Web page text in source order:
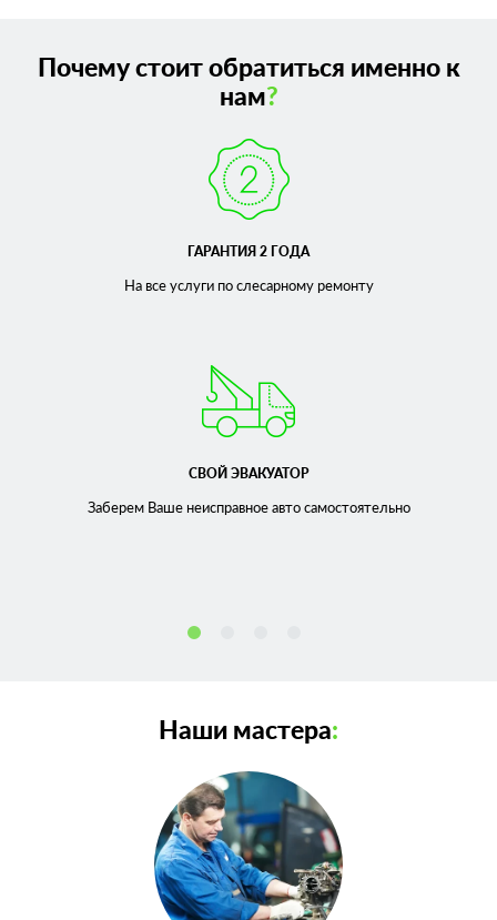
Почему стоит обратиться именно к
нам?
ГАРАНТИЯ 2 ГОДА
На все услуги по слесарномуремонту
СВОЙ ЭВАКУАТОР
Заберем Ваше неисправноеавто самостоятельно
Наши мастера: